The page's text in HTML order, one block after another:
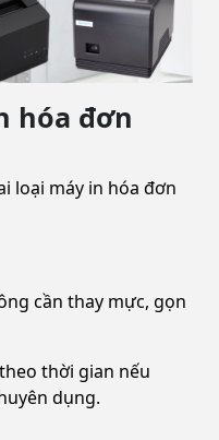
hóa đơn
loại máy in hóa đơn
cần thay mực, gọn
thời gian nếu
dụng.